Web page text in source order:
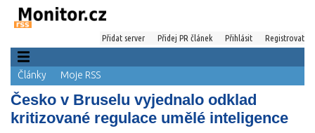
Přidat server Přidej PR článek Přihlásit Registrovat
Články Moje RSS
Česko v Bruselu vyjednalo odklad
kritizované regulace umělé inteligence